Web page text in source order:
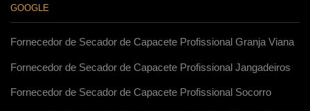
GOOGLE
Fornecedor de Secador de Capacete Profissional Granja Viana
Fornecedor de Secador de Capacete Profissional Jangadeiros
Fornecedor de Secador de Capacete Profissional Socorro